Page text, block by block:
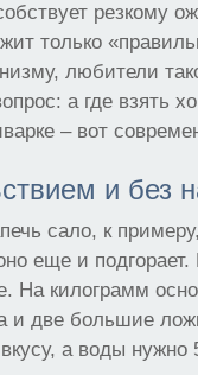
резкому
только
любители
а где взять
– вот
и без
сало, к
еще и
На килограмм
и две большие
а воды